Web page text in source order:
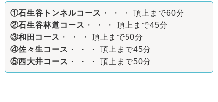
①石生谷トンネルコース ・ ・ ・ 頂上まで60分
②石生谷林道コース ・ ・ ・ 頂上まで45分
③和田コース ・ ・ ・ 頂上まで50分
④佐々生コース ・ ・ ・ 頂上まで45分
⑤西大井コース ・ ・ ・ 頂上まで50分